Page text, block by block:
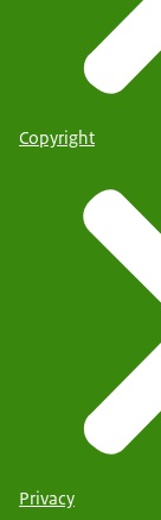
Copyright
Privacy